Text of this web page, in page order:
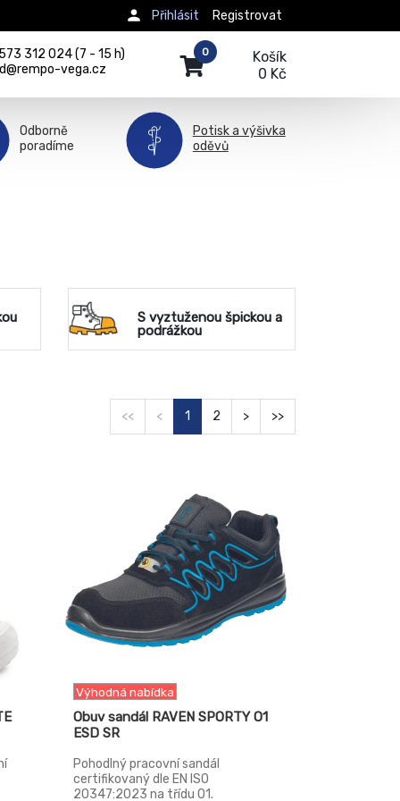
Registrovat
Přihlásit
312 024 (7 - 15 h)
vega.cz
Košík
0 Kč
0
Odborně
poradíme
Potisk a výšivka
oděvů
S vyztuženou špickou a
podrážkou
<< < 1 2 > >>
Výhodná nabídka
Obuv sandál RAVEN SPORTY O1
ESD SR
Pohodlný pracovní sandál
certifikovaný dle EN ISO
20347:2023 na třídu O1.